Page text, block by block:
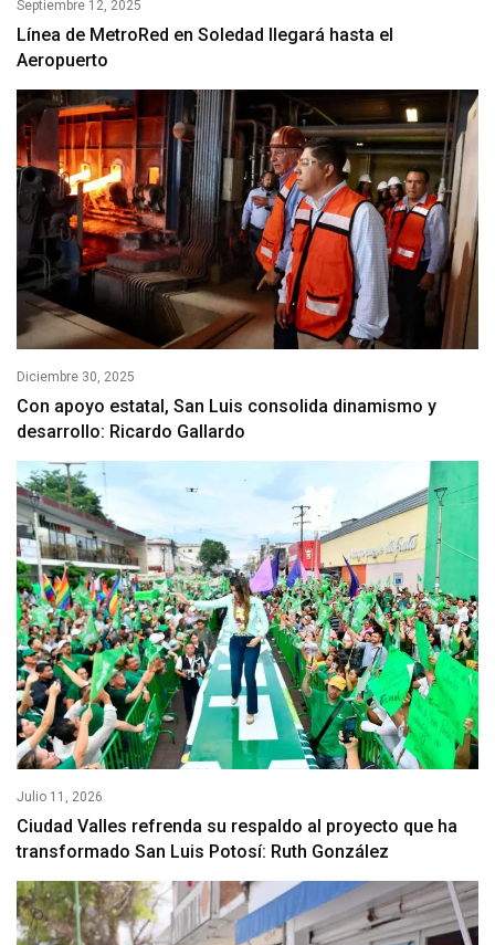
Septiembre 12, 2025
Línea de MetroRed en Soledad llegará hasta el
Aeropuerto
Diciembre 30, 2025
Con apoyo estatal, San Luis consolida dinamismo y
desarrollo: Ricardo Gallardo
Julio 11, 2026
Ciudad Valles refrenda su respaldo al proyecto que ha
transformado San Luis Potosí: Ruth González